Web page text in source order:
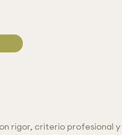
rigor, criterio profesional y